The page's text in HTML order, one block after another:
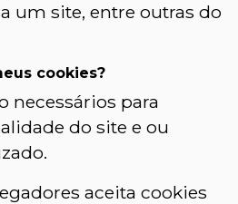
um site, entre outras do
cookies?
necessários para
do site e ou
aceita cookies